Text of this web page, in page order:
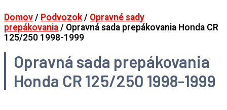
Domov / Podvozok/ Opravné sady
prepákovania / Opravná sada prepákovania Honda CR
125/250 1998-1999
Opravná sada prepákovania
Honda CR 125/250 1998-1999